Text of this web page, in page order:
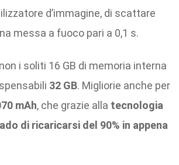
d’immagine, di scattare
messa a fuoco pari a 0,1 s.
i soliti 16 GB di memoria interna
32 GB. Migliorie anche per
mAh, che grazie alla tecnologia
di ricaricarsi del 90% in appena